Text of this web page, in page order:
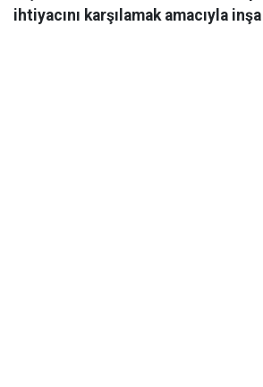
ihtiyacını karşılamak amacıyla